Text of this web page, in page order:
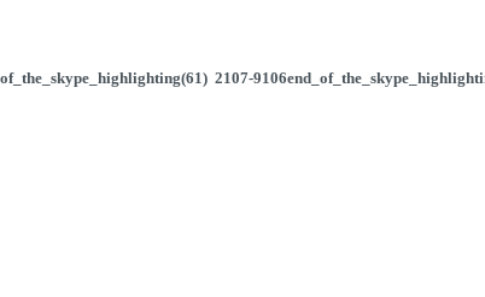
(61) 2107-9106